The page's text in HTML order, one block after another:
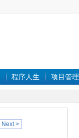
程序人生 项目管理
Next >